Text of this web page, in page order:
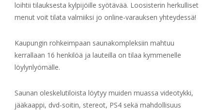
loihtii tilauksesta kylpijöille syötävää. Loosisterin herkulliset
menut voit tilata valmiiksi jo online-varauksen yhteydessä!
Kaupungin rohkeimpaan saunakompleksiin mahtuu
kerrallaan 16 henkilöä ja lauteilla on tilaa kymmenelle
löylynlyömälle.
Saunan oleskelutiloista löytyy muiden muassa videotykki,
jääkaappi, dvd-soitin, stereot, PS4 sekä mahdollisuus